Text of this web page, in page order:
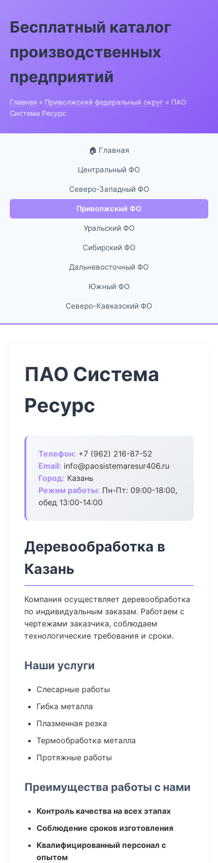
Бесплатный каталог
производственных
предприятий
Главная » Приволжский федеральный округ » ПАО
Система Ресурс
🏠 Главная
Центральный ФО
Северо-Западный ФО
Приволжский ФО
Уральский ФО
Сибирский ФО
Дальневосточный ФО
Южный ФО
Северо-Кавказский ФО
ПАО Система
Ресурс
Телефон: +7 (962) 216-87-52
Email: info@paosistemaresur406.ru
Город: Казань
Режим работы: Пн-Пт: 09:00-18:00,
обед 13:00-14:00
Деревообработка в
Казань
Компания осуществляет деревообработка
по индивидуальным заказам. Работаем с
чертежами заказчика, соблюдаем
технологические требования и сроки.
Наши услуги
Слесарные работы
Гибка металла
Плазменная резка
Термообработка металла
Протяжные работы
Преимущества работы с нами
Контроль качества на всех этапах
Соблюдение сроков изготовления
Квалифицированный персонал с
опытом